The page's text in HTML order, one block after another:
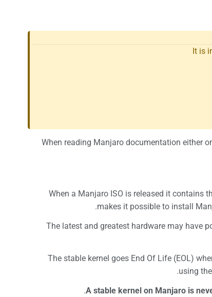
It is
When reading Manjaro documentation either
When a Manjaro ISO is released it contains
makes it possible to install
The latest and greatest hardware may have
The stable kernel goes End Of Life (EOL)
using the
A stable kernel on Manjaro is
.